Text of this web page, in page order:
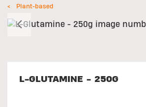
Plant-based
Vorig
L-GLUTAMINE - 250G